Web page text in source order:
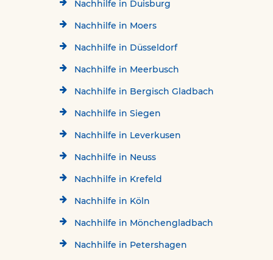
Nachhilfe in Duisburg
Nachhilfe in Moers
Nachhilfe in Düsseldorf
Nachhilfe in Meerbusch
Nachhilfe in Bergisch Gladbach
Nachhilfe in Siegen
Nachhilfe in Leverkusen
Nachhilfe in Neuss
Nachhilfe in Krefeld
Nachhilfe in Köln
Nachhilfe in Mönchengladbach
Nachhilfe in Petershagen